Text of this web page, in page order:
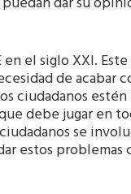
el siglo XXI.
de acabar
ciudadanos
debe jugar en
se
estos